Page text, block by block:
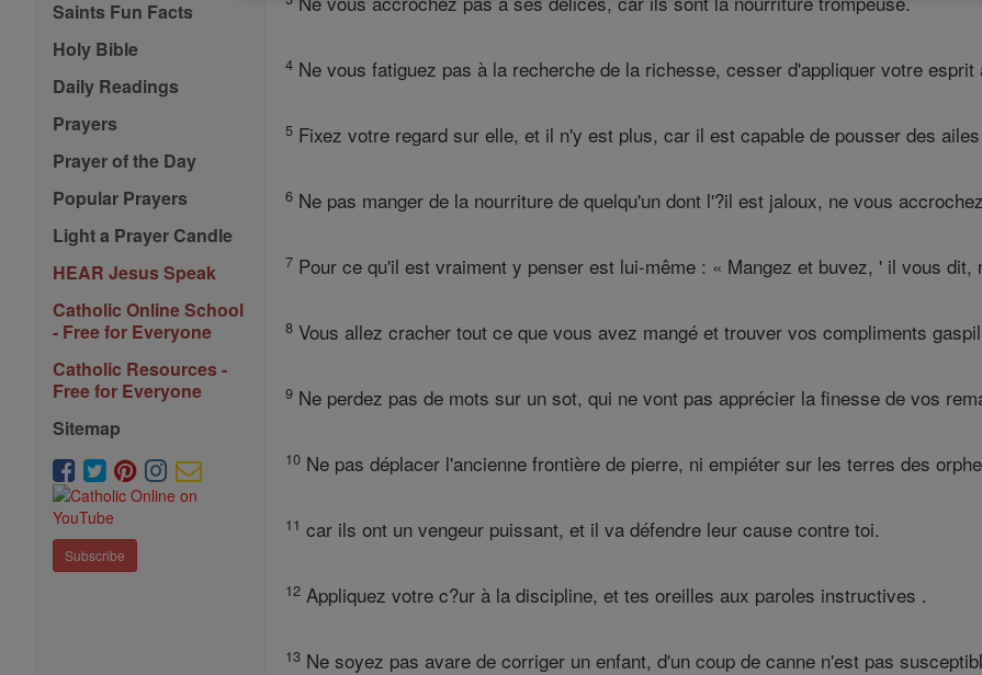
Saints Fun Facts
Holy Bible
Daily Readings
Prayers
Prayer of the Day
Popular Prayers
Light a Prayer Candle
HEAR Jesus Speak
Catholic Online School
- Free for Everyone
Catholic Resources -
Free for Everyone
Sitemap
Subscribe
4 Ne vous fatiguez pas à la recherche de la richesse, cesser d'appliquer votre esprit
5 Fixez votre regard sur elle, et il n'y est plus, car il est capable de pousser des
6 Ne pas manger de la nourriture de quelqu'un dont l'?il est jaloux, ne vous
7 Pour ce qu'il est vraiment y penser est lui-même : « Mangez et buvez, ' il vous
8 Vous allez cracher tout ce que vous avez mangé et trouver vos compliments
9 Ne perdez pas de mots sur un sot, qui ne vont pas apprécier la finesse de vos
10 Ne pas déplacer l'ancienne frontière de pierre, ni empiéter sur les terres des
11 car ils ont un vengeur puissant, et il va défendre leur cause contre toi.
12 Appliquez votre c?ur à la discipline, et tes oreilles aux paroles instructives .
13 Ne soyez pas avare de corriger un enfant, d'un coup de canne n'est pas